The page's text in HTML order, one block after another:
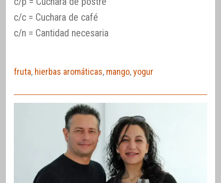
c/c = Cuchara de café
c/n = Cantidad necesaria
fruta, hierbas aromáticas, mango,yogur